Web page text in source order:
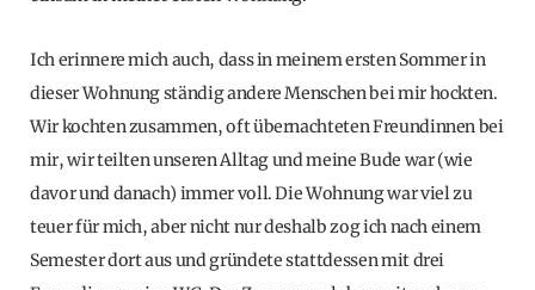
Ich erinnere mich auch, dass in meinem ersten Sommer in
dieser Wohnung ständig andere Menschen bei mir hockten.
Wir kochten zusammen, oft übernachteten Freundinnen bei
mir, wir teilten unseren Alltag und meine Bude war (wie
davor und danach) immer voll. Die Wohnung war viel zu
teuer für mich, aber nicht nur deshalb zog ich nach einem
Semester dort aus und gründete stattdessen mit drei